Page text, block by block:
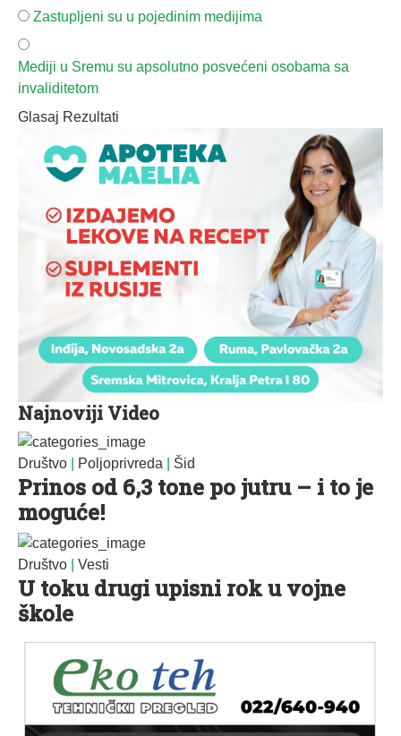
Zastupljeni su u pojedinim medijima
Mediji u Sremu su apsolutno posvećeni osobama sa
invaliditetom
Glasaj Rezultati
Najnoviji Video
Društvo Poljoprivreda Šid
Prinos od 6,3 tone po jutru – i to je
moguće!
Društvo Vesti
U toku drugi upisni rok u vojne
škole